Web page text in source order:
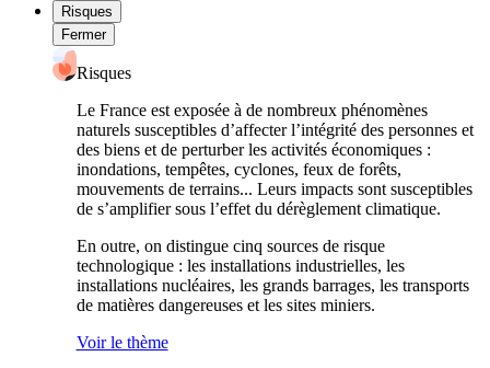
Risques
Fermer
Risques
Le France est exposée à de nombreux phénomènes
naturels susceptibles d’affecter l’intégrité des personnes et
des biens et de perturber les activités économiques :
inondations, tempêtes, cyclones, feux de forêts,
mouvements de terrains... Leurs impacts sont susceptibles
de s’amplifier sous l’effet du dérèglement climatique.
En outre, on distingue cinq sources de risque
technologique : les installations industrielles, les
installations nucléaires, les grands barrages, les transports
de matières dangereuses et les sites miniers.
Voir le thème